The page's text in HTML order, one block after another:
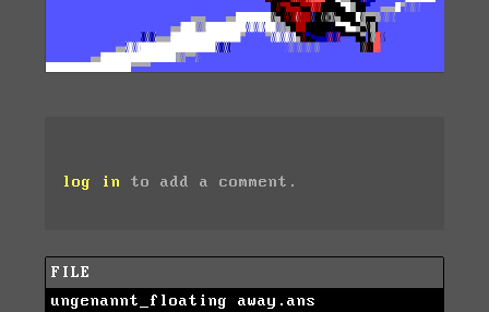
log in to add a comment.
FILE
ungenannt_floating away.ans